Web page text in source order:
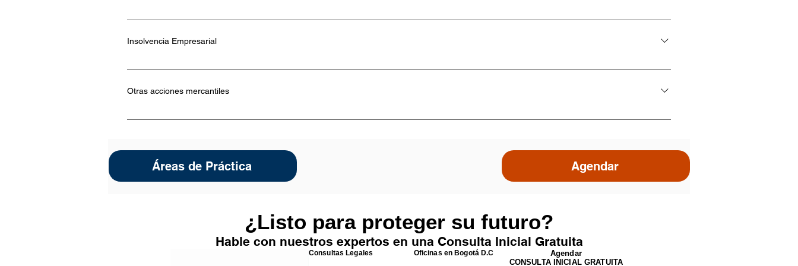
Propiedad intelectual Registro y Protección de Signos Distintivos (Marcas y Nombres Comerciales) Registro y Protección de Invenciones y
Intelectual Contratos de Propiedad Intelectual (Licencias y Transferencia)
Insolvencia Empresarial
Insolvencias de comerciante Proceso de insolvencia del comerciante - Ley 1116 de 2006 Liquidación Voluntaria de Sociedades Representación
Otras acciones mercantiles
Otras acciones mercantiles Acción causal Acción de enriquecimiento cambiario Proceso para la prestación, mejora y relevo de cauciones y
Áreas de Práctica Agendar
¿Listo para proteger su futuro?
Hable con nuestros expertos en una Consulta Inicial Gratuita
Consultas Legales Oficinas en Bogotá D.C
Agendar
CONSULTA INICIAL GRATUITA